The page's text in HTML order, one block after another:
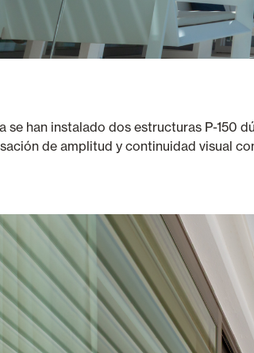
se han instalado dos estructuras P-150
de amplitud y continuidad visual